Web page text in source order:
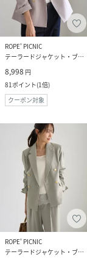
ROPE' PICNIC
テーラードジャケット・ブレザー
8,998 円
81ポイント(1倍)
クーポン対象
ROPE' PICNIC
テーラードジャケット・ブレザー